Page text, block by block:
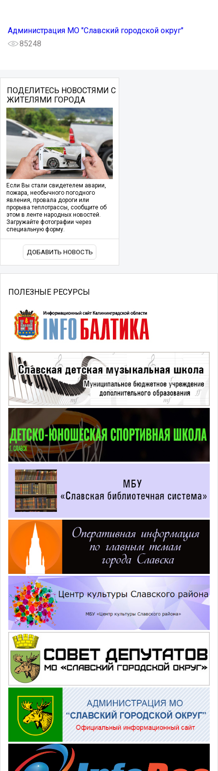
Администрация МО "Славский городской округ"
85248
ПОДЕЛИТЕСЬ НОВОСТЯМИ С
ЖИТЕЛЯМИ ГОРОДА
Если Вы стали свидетелем аварии,
пожара, необычного погодного
явления, провала дороги или
прорыва теплотрассы, сообщите об
этом в ленте народных новостей.
Загружайте фотографии через
специальную форму.
ДОБАВИТЬ НОВОСТЬ
ПОЛЕЗНЫЕ РЕСУРСЫ